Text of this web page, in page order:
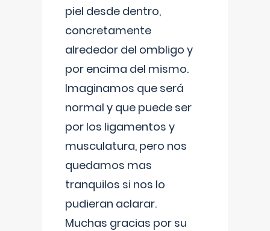
piel desde dentro,
concretamente
alrededor del ombligo y
por encima del mismo.
Imaginamos que será
normal y que puede ser
por los ligamentos y
musculatura, pero nos
quedamos mas
tranquilos si nos lo
pudieran aclarar.
Muchas gracias por su